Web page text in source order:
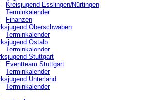
Kreisjugend ‎Esslingen/Nürtingen
Terminkalender
Finanzen
Oberschwaben
Terminkalender
Ostalb
Terminkalender
Stuttgart
‎Eventteam Stuttgart
Terminkalender
Unterland
Terminkalender